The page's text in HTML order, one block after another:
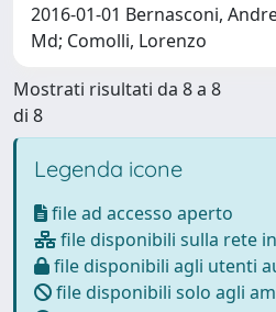
2016-01-01 Bernasconi,
Md; Comolli, Lorenzo
Mostrati risultati da 8 a 8
di 8
Legenda icone
file ad accesso aperto
file disponibili sulla rete
file disponibili agli utenti
file disponibili solo agli